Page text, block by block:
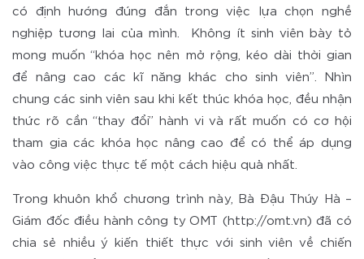
có định hướng đúng đắn trong việc lựa chọn nghề
nghiệp tương lai của mình. Không ít sinh viên bày tỏ
mong muốn “khóa học nên mở rộng, kéo dài thời gian
để nâng cao các kĩ năng khác cho sinh viên”. Nhìn
chung các sinh viên sau khi kết thúc khóa học, đều nhận
thức rõ cần “thay đổi” hành vi và rất muốn có cơ hội
tham gia các khóa học nâng cao để có thể áp dụng
vào công việc thực tế một cách hiệu quả nhất.
Trong khuôn khổ chương trình này, Bà Đậu Thúy Hà –
Giám đốc điều hành công ty OMT (http://omt.vn) đã có
chia sẻ nhiều ý kiến thiết thực với sinh viên về chiến